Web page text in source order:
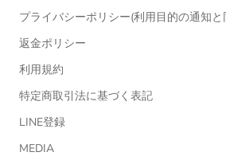
プライバシーポリシー(利用目的の通知と
返金ポリシー
利用規約
特定商取引法に基づく表記
LINE登録
MEDIA